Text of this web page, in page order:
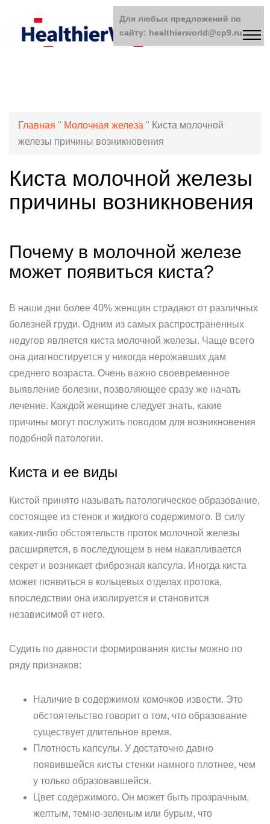
Главная " Молочная железа " Киста молочной
железы причины возникновения
Киста молочной железы
причины возникновения
Почему в молочной железе
может появиться киста?
В наши дни более 40% женщин страдают от различных
болезней груди. Одним из самых распространенных
недугов является киста молочной железы. Чаще всего
она диагностируется у никогда нерожавших дам
среднего возраста. Очень важно своевременное
выявление болезни, позволяющее сразу же начать
лечение. Каждой женщине следует знать, какие
причины могут послужить поводом для возникновения
подобной патологии.
Киста и ее виды
Кистой принято называть патологическое образование,
состоящее из стенок и жидкого содержимого. В силу
каких-либо обстоятельств проток молочной железы
расширяется, в последующем в нем накапливается
секрет и возникает фиброзная капсула. Иногда киста
может появиться в кольцевых отделах протока,
впоследствии она изолируется и становится
независимой от него.
Судить по давности формирования кисты можно по
ряду признаков:
Наличие в содержимом комочков извести. Это
обстоятельство говорит о том, что образование
существует длительное время.
Плотность капсулы. У достаточно давно
появившейся кисты стенки намного плотнее, чем
у только образовавшейся.
Цвет содержимого. Он может быть прозрачным,
желтым, темно-зеленым или бурым, что
Для любых предложений по
сайту: healthierworld@cp9.ru